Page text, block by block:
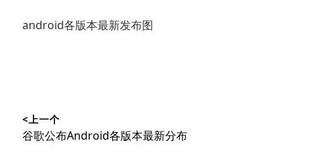
android各版本最新发布图
章
<上一个
上
谷歌公布Android各版本最新分布